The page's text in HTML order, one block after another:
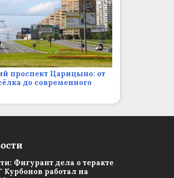
проспект Царицыно: от
до современного
Фигурант дела о теракте
Курбонов работал на